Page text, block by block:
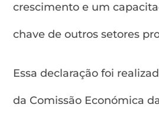
crescimento e um
chave de outros setores
Essa declaração foi
da Comissão Económica